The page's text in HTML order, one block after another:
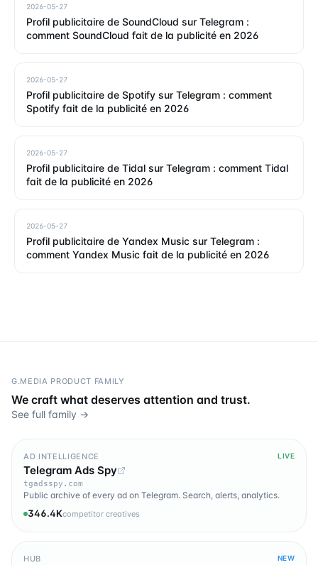
2026-05-27
Profil publicitaire de SoundCloud sur Telegram :
comment SoundCloud fait de la publicité en 2026
2026-05-27
Profil publicitaire de Spotify sur Telegram : comment
Spotify fait de la publicité en 2026
2026-05-27
Profil publicitaire de Tidal sur Telegram : comment Tidal
fait de la publicité en 2026
2026-05-27
Profil publicitaire de Yandex Music sur Telegram :
comment Yandex Music fait de la publicité en 2026
G.MEDIA PRODUCT FAMILY
We craft what deserves attention and trust.
See full family →
AD INTELLIGENCE LIVE
Telegram Ads Spy
tgadsspy.com
Public archive of every ad on Telegram. Search, alerts, analytics.
346.4Kcompetitor creatives
HUB NEW